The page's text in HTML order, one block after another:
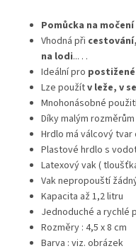
Pomůcka na
Vhodná při
na lodi... . .
Ideální pro
Lze použítv leže, v
Mnohonásobné
Díky malým
Hrdlo má válcový tvar
Plastové hrdlo s
Latexový vak (
Vak nepropouští
Kapacita až 1,2 litru
Jednoduché a rychlé
Rozměry : 4,5 x 8 cm
Barva : viz. obrázek